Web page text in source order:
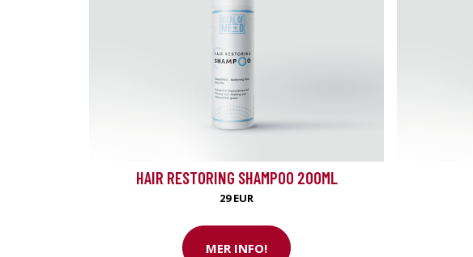
HAIR RESTORING SHAMPOO 200ML
29 EUR
MER INFO!